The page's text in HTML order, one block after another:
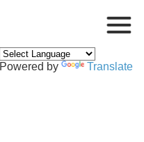
Powered by Translate